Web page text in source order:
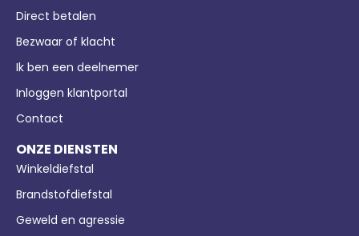
Direct betalen
Bezwaar of klacht
Ik ben een deelnemer
Inloggen klantportal
Contact
ONZE DIENSTEN
Winkeldiefstal
Brandstofdiefstal
Geweld en agressie